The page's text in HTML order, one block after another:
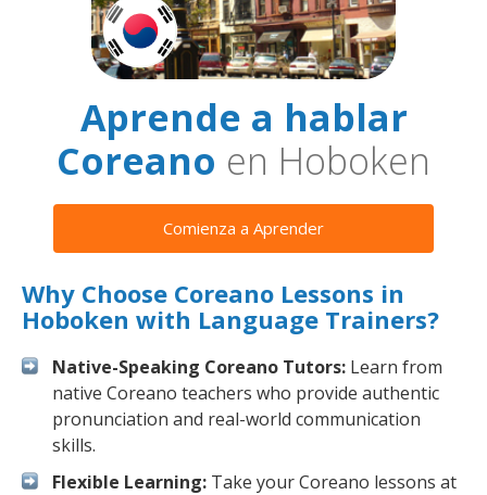
Aprende a hablar
Coreano en Hoboken
Comienza a Aprender
Why Choose Coreano Lessons in
Hoboken with Language Trainers?
Native-Speaking Coreano Tutors: Learn from
native Coreano teachers who provide authentic
pronunciation and real-world communication
skills.
Flexible Learning: Take your Coreano lessons at